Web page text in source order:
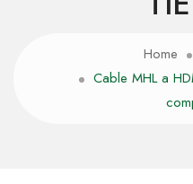
Home
Cable MHL a